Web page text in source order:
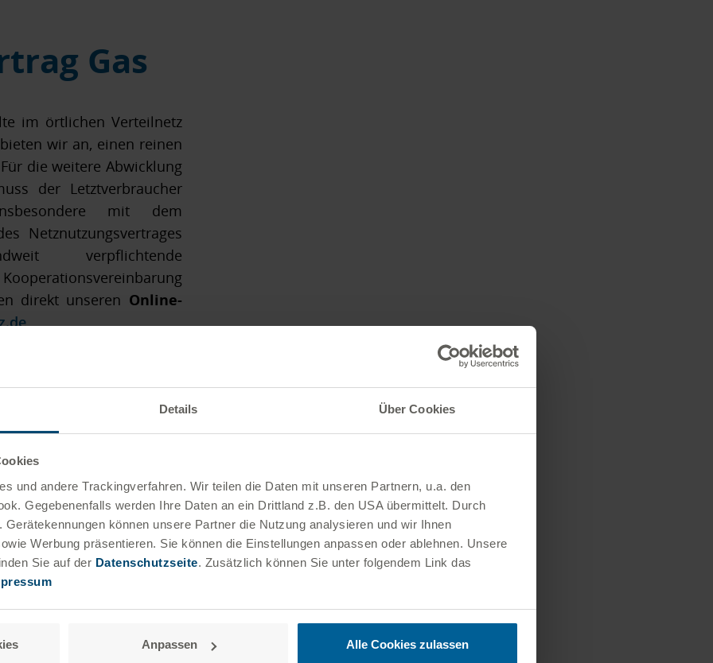
Details Über Cookies
und andere Tracking­verfahren. Wir teilen die Daten mit unseren Partnern, u.a. den
Gegebenenfalls werden Ihre Daten an ein Drittland z.B. den USA übermittelt. Durch
können unsere Partner die Nutzung analysieren und wir Ihnen
Werbung präsentieren. Sie können die Einstellungen anpassen oder ablehnen. Unsere
Sie auf der Datenschutzseite. Zusätzlich können Sie unter folgendem Link das
Anpassen Alle Cookies zulassen
Gas
im örtlichen Verteilnetz
wir an, einen reinen
die weitere Abwicklung
der Letztverbraucher
mit dem
Netznutzungsvertrages
verpflichtende
direkt unseren Online-
anfallenden
den Vorgaben der
Es gilt die
gemäß Art. 13 und 14
folgender PDF: